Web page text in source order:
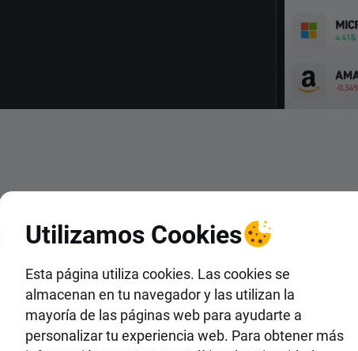
de Virginia National
XTB?
Utilizamos Cookies
Esta página utiliza cookies. Las cookies se
almacenan en tu navegador y las utilizan la
mayoría de las páginas web para ayudarte a
personalizar tu experiencia web. Para obtener más